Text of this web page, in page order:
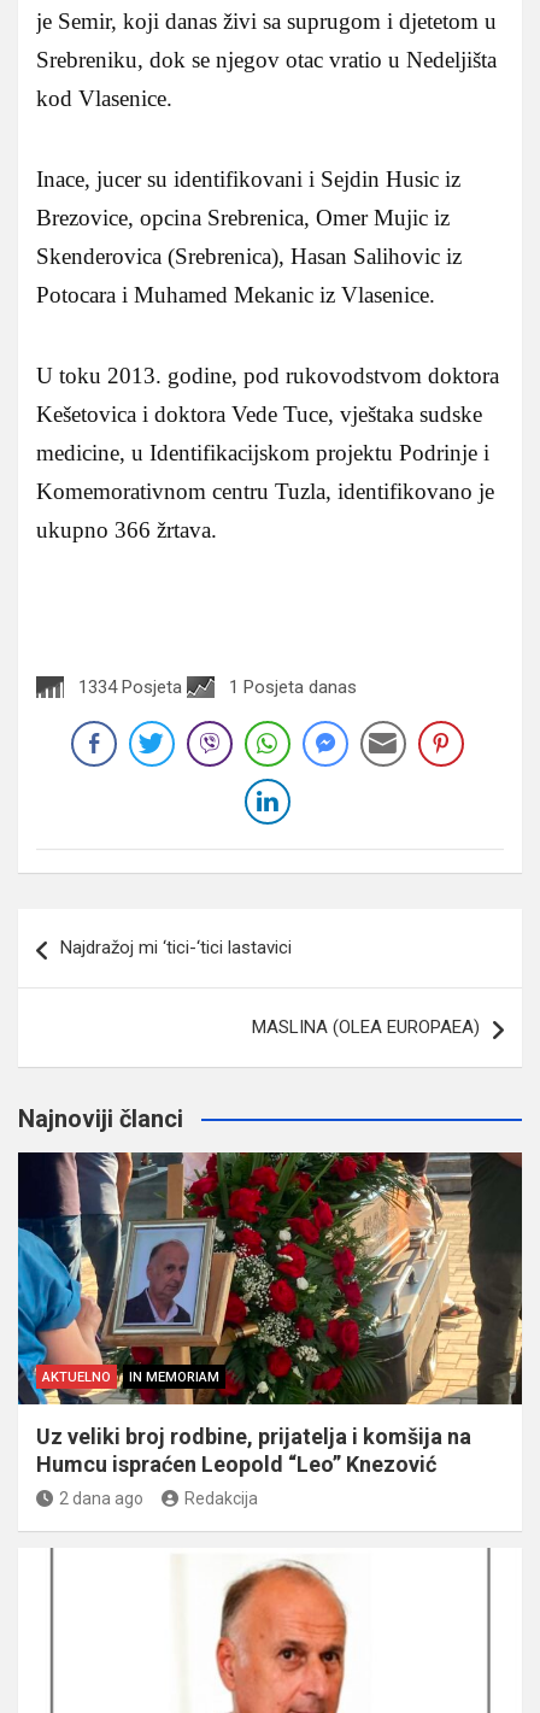
je Semir, koji danas živi sa suprugom i djetetom u
Srebreniku, dok se njegov otac vratio u Nedeljišta
kod Vlasenice.
Inace, jucer su identifikovani i Sejdin Husic iz
Brezovice, opcina Srebrenica, Omer Mujic iz
Skenderovica (Srebrenica), Hasan Salihovic iz
Potocara i Muhamed Mekanic iz Vlasenice.
U toku 2013. godine, pod rukovodstvom doktora
Kešetovica i doktora Vede Tuce, vještaka sudske
medicine, u Identifikacijskom projektu Podrinje i
Komemorativnom centru Tuzla, identifikovano je
ukupno 366 žrtava.
1334 Posjeta 1 Posjeta danas
članaka
Najdražoj mi ‘tici-‘tici lastavici
MASLINA (OLEA EUROPAEA)
Najnoviji članci
AKTUELNO IN MEMORIAM
Uz veliki broj rodbine, prijatelja i komšija na
Humcu ispraćen Leopold “Leo” Knezović
2 dana ago Redakcija